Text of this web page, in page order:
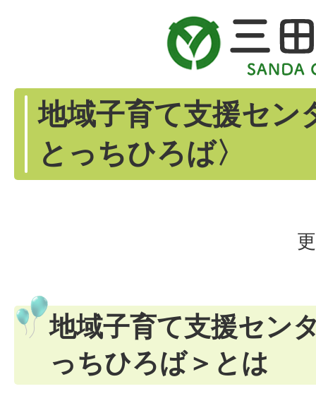
地域子育て支援セン
とっちひろば〉
地域子育て支援セン
っちひろば＞とは